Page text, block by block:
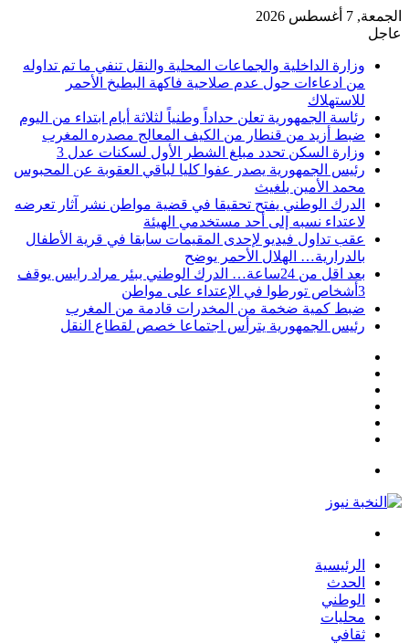
الجمعة, 7 أغسطس 2026
عاجل
وزارة الداخلية والجماعات المحلية والنقل تنفي ما تم تداوله
من ادعاءات حول عدم صلاحية فاكهة البطيخ الأحمر
للاستهلاك
رئاسة الجمهورية تعلن حداداً وطنياً لثلاثة أيام ابتداء من اليوم
ضبط أزيد من قنطار من الكيف المعالج مصدره المغرب
وزارة السكن تحدد مبلغ الشطر الأول لسكنات عدل 3
رئيس الجمهورية يصدر عفوا كليا لباقي العقوبة عن المحبوس
محمد الأمين بلغيث
الدرك الوطني يفتح تحقيقا في قضية مواطن نشر آثار تعرضه
لاعتداء نسبه إلى أحد مستخدمي الهيئة
عقب تداول فيديو لإحدى المقيمات سابقا في قرية الأطفال
بالدرارية… الهلال الأحمر يوضح
بعد اقل من 24ساعة… الدرك الوطني ببئر مراد رايس يوقف
3أشخاص تورطوا في الإعتداء على مواطن
ضبط كمية ضخمة من المخدرات قادمة من المغرب
رئيس الجمهورية يترأس اجتماعا خصص لقطاع النقل
الرئيسية
الحدث
الوطني
محليات
ثقافي